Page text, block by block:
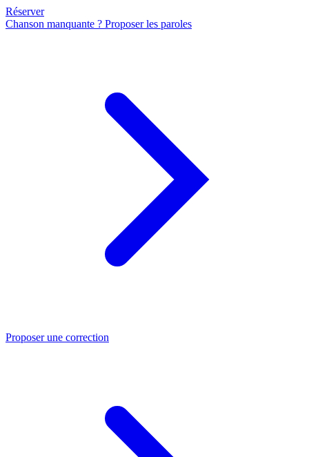
Réserver
Chanson manquante ? Proposer les paroles
Proposer une correction